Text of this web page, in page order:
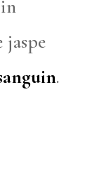
jaspe
.